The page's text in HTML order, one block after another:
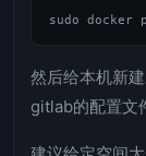
然后给本机新
gitlab的配置文